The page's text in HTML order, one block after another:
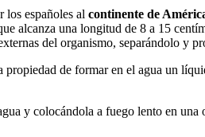
los españoles al continente de
alcanza una longitud de 8 a 15
del organismo, separándolo y
propiedad de formar en el agua un
y colocándola a fuego lento en